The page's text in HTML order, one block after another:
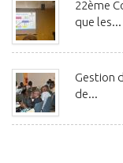
22ème
que les...
Gestion
de...